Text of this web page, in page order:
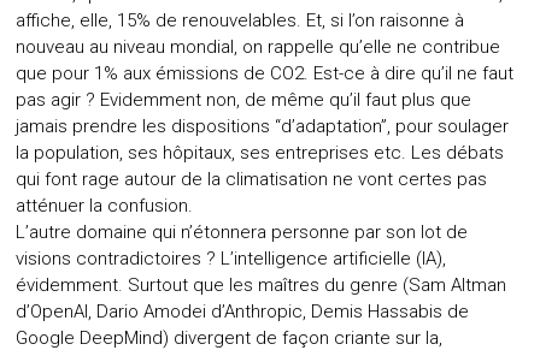
affiche, elle, 15% de renouvelables. Et, si l’on raisonne à
nouveau au niveau mondial, on rappelle qu’elle ne contribue
que pour 1% aux émissions de CO2. Est-ce à dire qu’il ne faut
pas agir ? Evidemment non, de même qu’il faut plus que
jamais prendre les dispositions “d’adaptation”, pour soulager
la population, ses hôpitaux, ses entreprises etc. Les débats
qui font rage autour de la climatisation ne vont certes pas
atténuer la confusion.
L’autre domaine qui n’étonnera personne par son lot de
visions contradictoires ? L’intelligence artificielle (IA),
évidemment. Surtout que les maîtres du genre (Sam Altman
d’OpenAI, Dario Amodei d’Anthropic, Demis Hassabis de
Google DeepMind) divergent de façon criante sur la,